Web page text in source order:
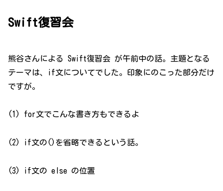
Swift復習会
熊谷さんによる Swift復習会 が午前中の話。主題となる
テーマは、if文についてでした。印象にのこった部分だけ
ですが。
(1) for文でこんな書き方もできるよ
(2) if文の()を省略できるという話。
(3) if文の else の位置